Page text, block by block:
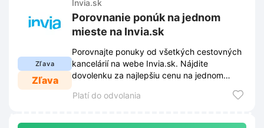
Zľava
Zľava
Invia.sk
Porovnanie ponúk na jednom
mieste na Invia.sk
Porovnajte ponuky od všetkých cestovných
kancelárií na webe Invia.sk. Nájdite
dovolenku za najlepšiu cenu na jednom
dnes.
Platí do odvolania